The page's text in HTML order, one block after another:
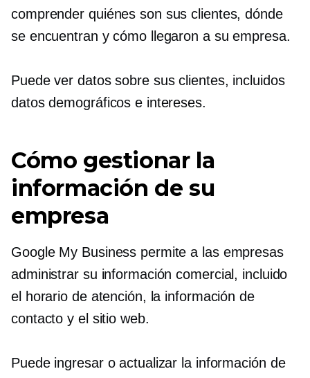
comprender quiénes son sus clientes, dónde
se encuentran y cómo llegaron a su empresa.
Puede ver datos sobre sus clientes, incluidos
datos demográficos e intereses.
Cómo gestionar la
información de su
empresa
Google My Business permite a las empresas
administrar su información comercial, incluido
el horario de atención, la información de
contacto y el sitio web.
Puede ingresar o actualizar la información de